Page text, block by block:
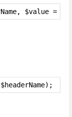
$value =